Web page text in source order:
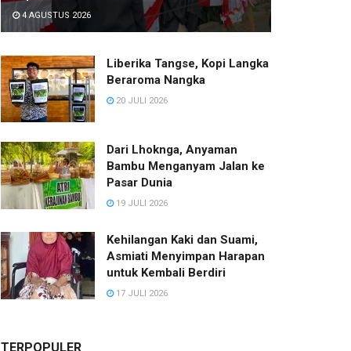
4 AGUSTUS 2026
Liberika Tangse, Kopi Langka
Beraroma Nangka
20 JULI 2026
Dari Lhoknga, Anyaman
Bambu Menganyam Jalan ke
Pasar Dunia
19 JULI 2026
Kehilangan Kaki dan Suami,
Asmiati Menyimpan Harapan
untuk Kembali Berdiri
17 JULI 2026
TERPOPULER